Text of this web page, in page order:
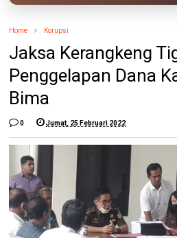
Home Korupsi
Jaksa Kerangkeng
Penggelapan Dana
Bima
0 Jumat, 25 Februari 2022